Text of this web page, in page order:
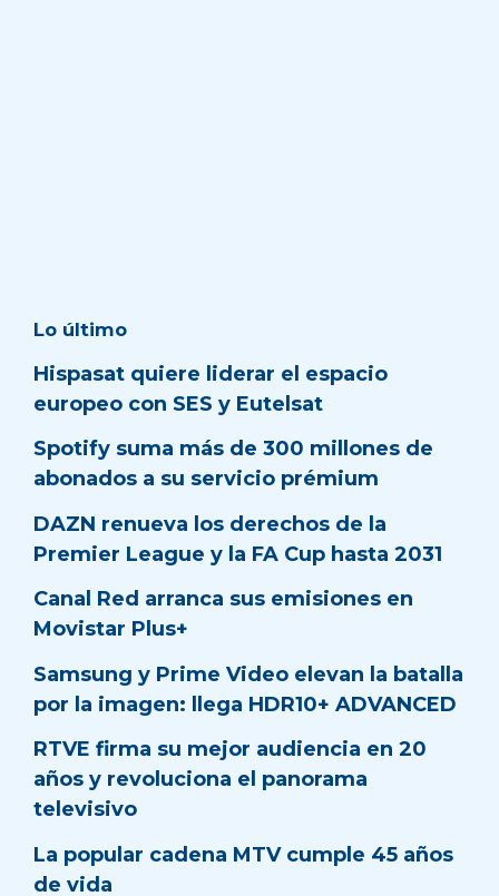
Lo último
Hispasat quiere liderar el espacio
europeo con SES y Eutelsat
Spotify suma más de 300 millones de
abonados a su servicio prémium
DAZN renueva los derechos de la
Premier League y la FA Cup hasta 2031
Canal Red arranca sus emisiones en
Movistar Plus+
Samsung y Prime Video elevan la batalla
por la imagen: llega HDR10+ ADVANCED
RTVE firma su mejor audiencia en 20
años y revoluciona el panorama
televisivo
La popular cadena MTV cumple 45 años
de vida